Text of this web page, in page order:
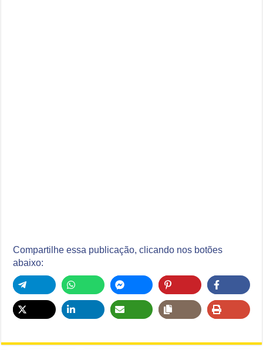
Compartilhe essa publicação, clicando nos botões
abaixo: